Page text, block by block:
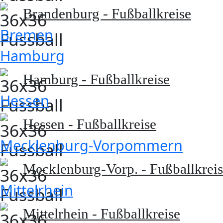
Brandenburg - Fußballkreise
Bremen
Hamburg
Hamburg - Fußballkreise
Hessen
Hessen - Fußballkreise
Mecklenburg-Vorpommern
Mecklenburg-Vorp. -
Mittelrhein
Mittelrhein - Fußballkreise